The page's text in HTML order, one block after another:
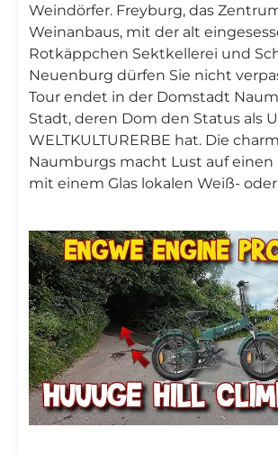
Weindörfer. Freyburg, das
Weinanbaus, mit der alt
Rotkäppchen Sektkellerei und
Neuenburg dürfen Sie nicht
Tour endet in der Domstadt
Stadt, deren Dom den Status als
WELTKULTURERBE hat. Die
Naumburgs macht Lust auf einen
mit einem Glas lokalen Weiß-